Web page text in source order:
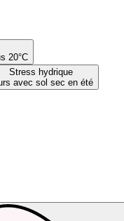
20°C
Stress hydrique
avec sol sec en été